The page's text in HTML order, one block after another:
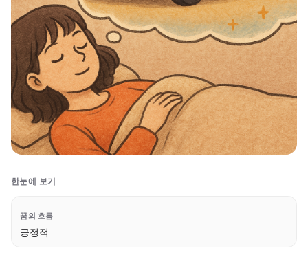
한눈에 보기
꿈의 흐름
긍정적